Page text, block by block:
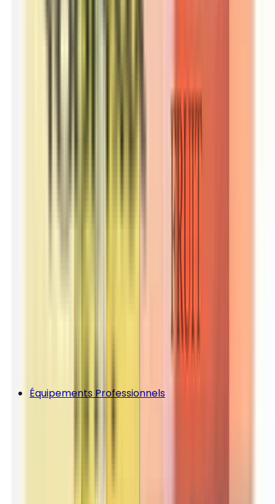
Équipements Professionnels